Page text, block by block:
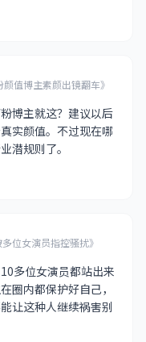
值博主素颜出镜翻车》
博主就这？建议以后
实颜值。不过现在哪
潜规则了。
位女演员指控骚扰》
多位女演员都站出来
圈内都保护好自己，
让这种人继续祸害别